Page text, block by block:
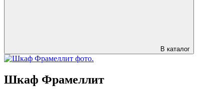
В каталог
Шкаф Фрамеллит